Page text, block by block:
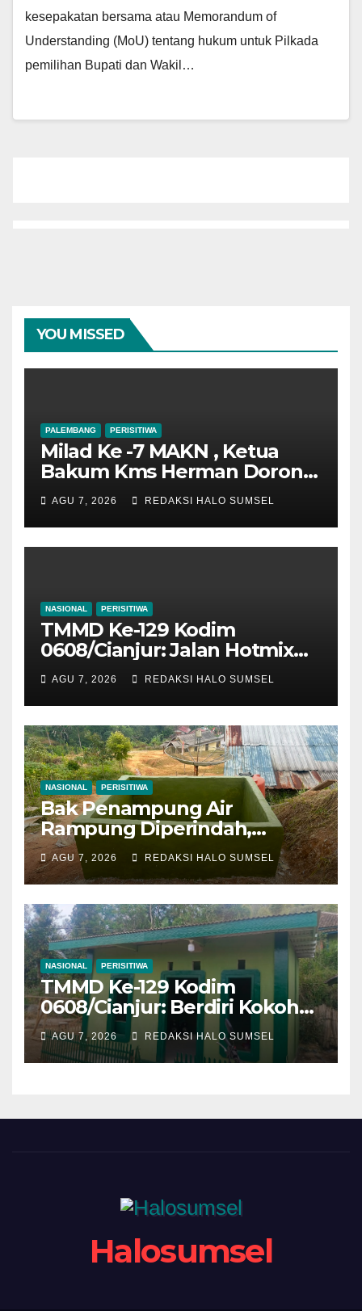
kesepakatan bersama atau Memorandum of
Understanding (MoU) tentang hukum untuk Pilkada
pemilihan Bupati dan Wakil…
YOU MISSED
PALEMBANG PERISITIWA
Milad Ke -7 MAKN , Ketua
Bakum Kms Herman Dorong
Penguatan Kedudukan
Hukum dan Verifikasi
Nasional Kerajaan Adat
AGU 7, 2026 REDAKSI HALO SUMSEL
NASIONAL PERISITIWA
TMMD Ke-129 Kodim
0608/Cianjur: Jalan Hotmix
Kampung RT 07/03 Tuntas
100 Persen, Manfaat Nyata
Mulai Dinikmati Warga
AGU 7, 2026 REDAKSI HALO SUMSEL
NASIONAL PERISITIWA
Bak Penampung Air
Rampung Diperindah,
Progres Pipanisasi TMMD Ke-
129 Kodim 0608/Cianjur
Mencapai 98 Persen
AGU 7, 2026 REDAKSI HALO SUMSEL
NASIONAL PERISITIWA
TMMD Ke-129 Kodim
0608/Cianjur: Berdiri Kokoh
Penuh Harapan, Rumah
Bapak Gilang Gumilar
Semakin Sempurna
AGU 7, 2026 REDAKSI HALO SUMSEL
Halosumsel